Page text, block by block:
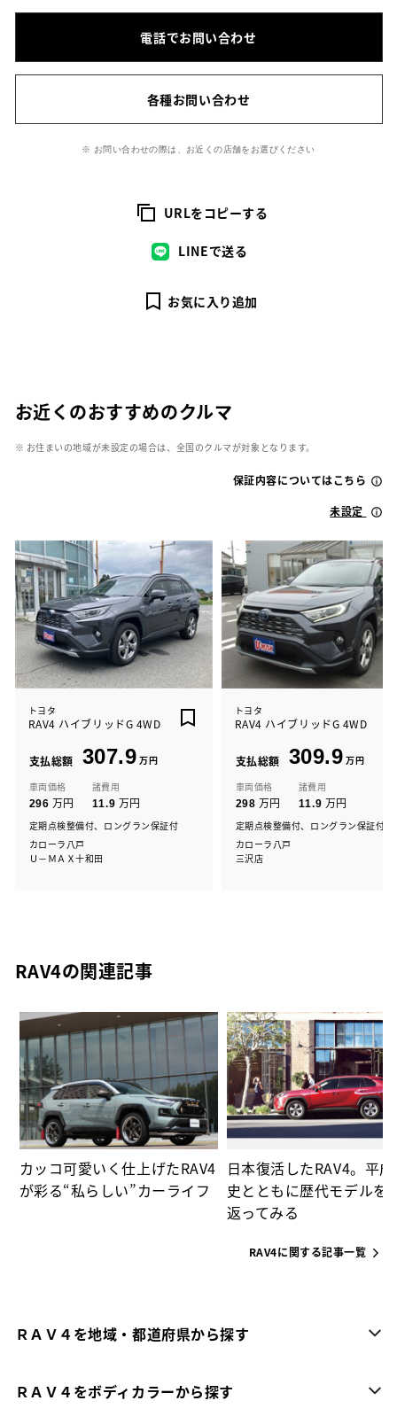
電話でお問い合わせ
各種お問い合わせ
※ お問い合わせの際は、お近くの店舗をお選びください
URLをコピーする
LINEで送る
お気に入り追加
お近くのおすすめのクルマ
※ お住まいの地域が未設定の場合は、全国のクルマが対象となります。
保証内容についてはこちら
未設定
トヨタ
RAV4 ハイブリッドG 4WD
支払総額 307.9 万円
車両価格
296 万円
諸費用
11.9 万円
定期点検整備付、ロングラン保証付
カローラ八戸
Ｕ－ＭＡＸ十和田
トヨタ
RAV4 ハイブリッドG 4WD
支払総額 309.9 万円
車両価格
298 万円
諸費用
11.9 万円
定期点検整備付、ロングラン保証付
カローラ八戸
三沢店
RAV4の関連記事
カッコ可愛いく仕上げたRAV4
が彩る“私らしい”カーライフ
日本復活したRAV4。平
史とともに歴代モデルを
返ってみる
RAV4に関する記事一覧
ＲＡＶ４を地域・都道府県から探す
ＲＡＶ４をボディカラーから探す